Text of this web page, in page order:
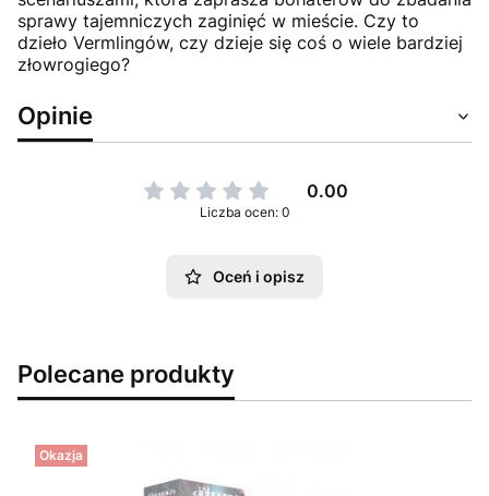
sprawy tajemniczych zaginięć w mieście. Czy to
dzieło Vermlingów, czy dzieje się coś o wiele bardziej
złowrogiego?
Opinie
0.00
Liczba ocen: 0
Oceń i opisz
Polecane produkty
Okazja